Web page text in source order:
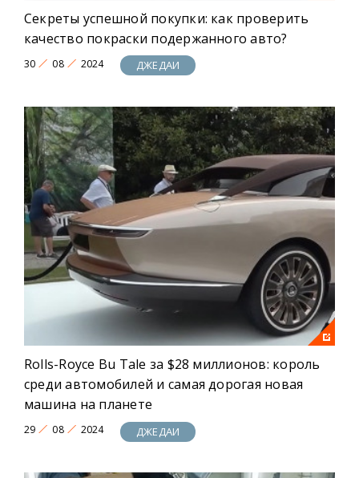
Секреты успешной покупки: как проверить
качество покраски подержанного авто?
30 08 2024 ДЖЕДАИ
Rolls-Royce Bu Tale за $28 миллионов: король
среди автомобилей и самая дорогая новая
машина на планете
29 08 2024 ДЖЕДАИ